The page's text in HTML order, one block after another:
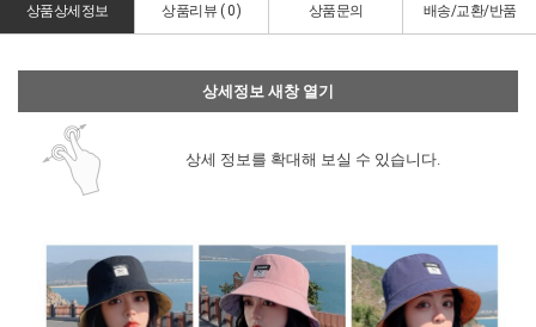
상품상세정보 상품리뷰 (0) 상품문의 배송/교환/반품
상세정보 새창 열기
상세 정보를 확대해 보실 수 있습니다.